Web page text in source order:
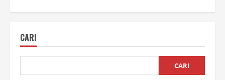
Baik
Benar
CARI
CARI